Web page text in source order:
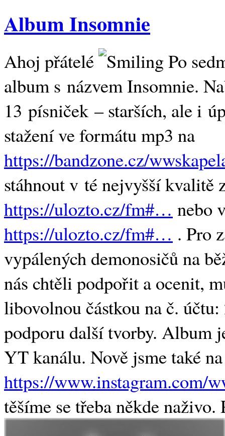
Album Insomnie
Ahoj přátelé
Po
album s názvem Insomnie.
13 písniček – starších, ale i
stažení ve formátu mp3 na
https://bandzone.cz/
stáhnout v té nejvyšší kvalitě
https://ulozto.cz/fm#… nebo
https://ulozto.cz/fm#… . Pro
vypálených demonosičů na
nás chtěli podpořit a ocenit,
libovolnou částkou na č.
podporu další tvorby. Album
YT kanálu. Nově jsme také
https://www.instagram.com/
těšíme se třeba někde